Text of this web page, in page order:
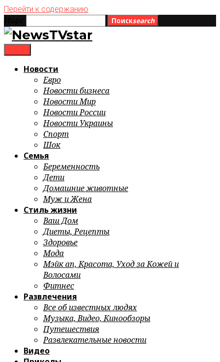
Перейти к содержанию
Поискsearch
Новости
Евро
Новости бизнеса
Новости Мир
Новости России
Новости Украины
Спорт
Шок
Семья
Беременность
Дети
Домашние животные
Муж и Жена
Стиль жизни
Ваш Дом
Диеты, Рецепты
Здоровье
Мода
Мэйк ап, Красота, Уход за Кожей и
Волосами
Фитнес
Развлечения
Все об известных людях
Музыка, Видео, Кинообзоры
Путешествия
Развлекательные новости
Видео